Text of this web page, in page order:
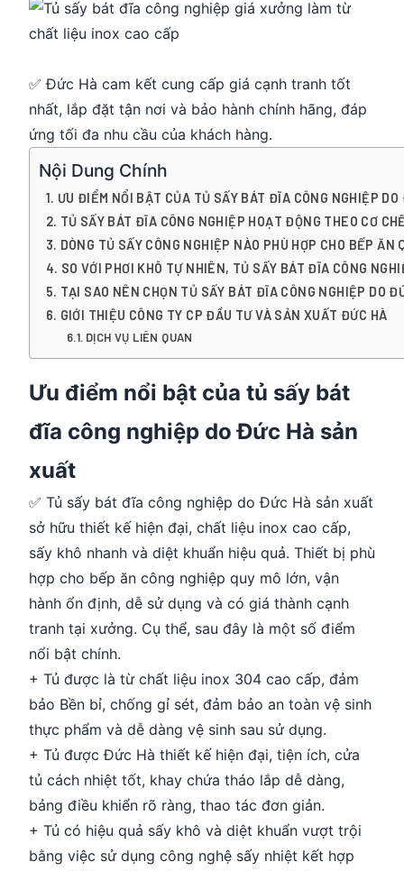
✅ Đức Hà cam kết cung cấp giá cạnh tranh tốt
nhất, lắp đặt tận nơi và bảo hành chính hãng, đáp
ứng tối đa nhu cầu của khách hàng.
Nội Dung Chính
ƯU ĐIỂM NỔI BẬT CỦA TỦ SẤY BÁT ĐĨA CÔNG NGHIỆP
TỦ SẤY BÁT ĐĨA CÔNG NGHIỆP HOẠT ĐỘNG THEO CƠ
DÒNG TỦ SẤY CÔNG NGHIỆP NÀO PHÙ HỢP CHO BẾP ĂN
SO VỚI PHƠI KHÔ TỰ NHIÊN, TỦ SẤY BÁT ĐĨA CÔNG
TẠI SAO NÊN CHỌN TỦ SẤY BÁT ĐĨA CÔNG NGHIỆP DO
GIỚI THIỆU CÔNG TY CP ĐẦU TƯ VÀ SẢN XUẤT ĐỨC HÀ
DỊCH VỤ LIÊN QUAN
Ưu điểm nổi bật của tủ sấy bát
đĩa công nghiệp do Đức Hà sản
xuất
✅ Tủ sấy bát đĩa công nghiệp do Đức Hà sản xuất
sở hữu thiết kế hiện đại, chất liệu inox cao cấp,
sấy khô nhanh và diệt khuẩn hiệu quả. Thiết bị phù
hợp cho bếp ăn công nghiệp quy mô lớn, vận
hành ổn định, dễ sử dụng và có giá thành cạnh
tranh tại xưởng. Cụ thể, sau đây là một số điểm
nổi bật chính.
+ Tủ được là từ chất liệu inox 304 cao cấp, đảm
bảo Bền bỉ, chống gỉ sét, đảm bảo an toàn vệ sinh
thực phẩm và dễ dàng vệ sinh sau sử dụng.
+ Tủ được Đức Hà thiết kế hiện đại, tiện ích, cửa
tủ cách nhiệt tốt, khay chứa tháo lắp dễ dàng,
bảng điều khiển rõ ràng, thao tác đơn giản.
+ Tủ có hiệu quả sấy khô và diệt khuẩn vượt trội
bằng việc sử dụng công nghệ sấy nhiệt kết hợp